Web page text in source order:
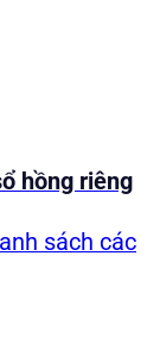
hồng riêng
sách các